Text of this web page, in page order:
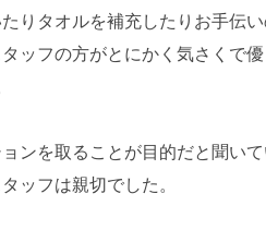
りタオルを補充したりお手伝
ッフの方がとにかく気さくで優
ンを取ることが目的だと聞い
ッフは親切でした。